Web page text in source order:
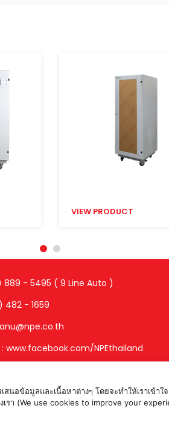
VIEW PRODUCT
889 - 5495 ( 9 Line Auto )
482 - 1659
www.facebook.com/NPEthailand
ข้อมูลและเนื้อหาต่างๆ โดยจะทำให้เราเข้าใ
รา (We use cookies to improve your